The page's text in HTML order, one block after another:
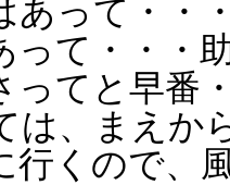
あって・・
って・・・
ってと早番
は、まえか
行くので、